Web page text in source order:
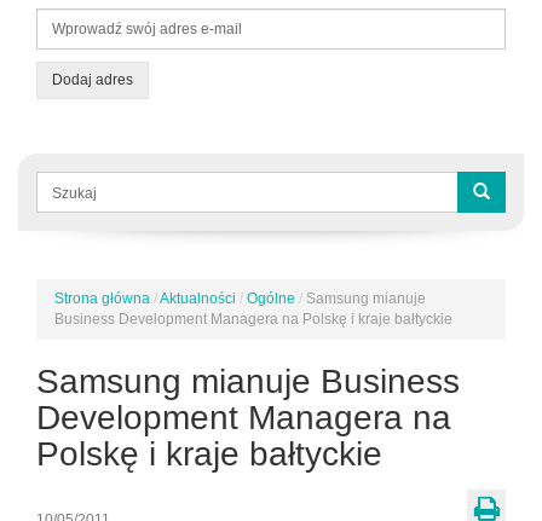
Dodaj adres
Formularz
wyszukiwania
Jesteś
tutaj
Strona główna /Aktualności / Ogólne / Samsung mianuje
Business Development Managera na Polskę i kraje bałtyckie
Samsung mianuje Business
Development Managera na
Polskę i kraje bałtyckie